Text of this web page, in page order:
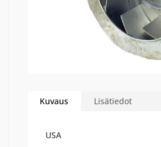
Kuvaus Lisätiedot
USA